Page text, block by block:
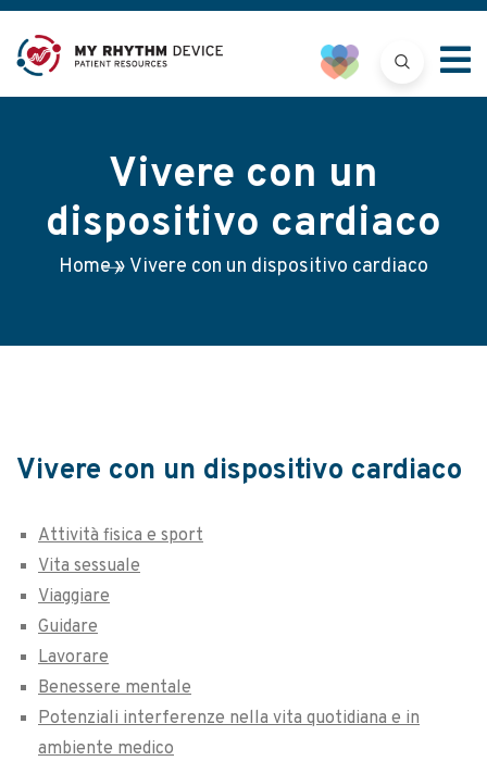
Vivere con un
dispositivo cardiaco
Home» Vivere con un dispositivo cardiaco
Vivere con un dispositivo cardiaco
Attività fisica e sport
Vita sessuale
Viaggiare
Guidare
Lavorare
Benessere mentale
Potenziali interferenze nella vita quotidiana e in
ambiente medico